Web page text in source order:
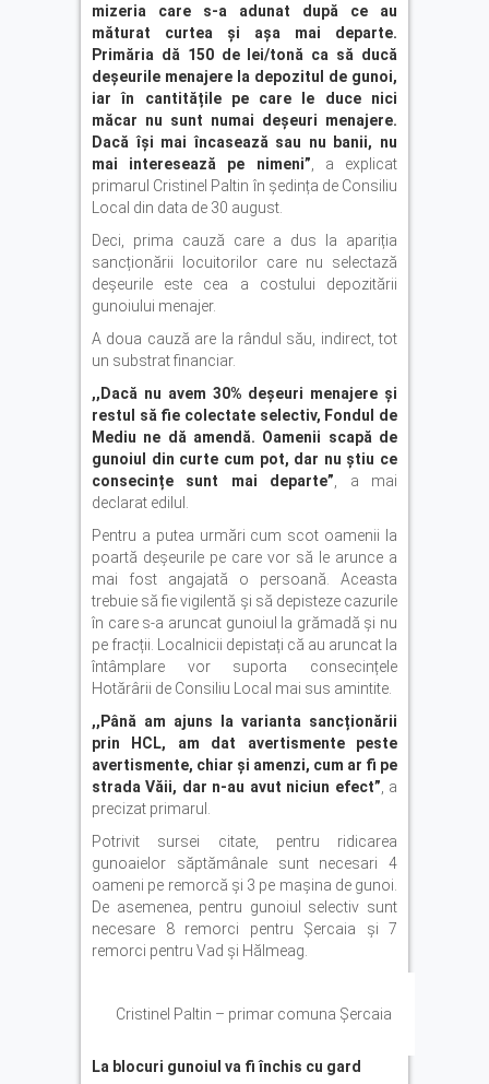
mizeria care s-a adunat după ce au
măturat curtea și așa mai departe.
Primăria dă 150 de lei/tonă ca să ducă
deșeurile menajere la depozitul de gunoi,
iar în cantitățile pe care le duce nici
măcar nu sunt numai deșeuri menajere.
Dacă își mai încasează sau nu banii, nu
mai interesează pe nimeni”, a explicat
primarul Cristinel Paltin în ședința de Consiliu
Local din data de 30 august.
Deci, prima cauză care a dus la apariția
sancționării locuitorilor care nu selectază
deșeurile este cea a costului depozitării
gunoiului menajer.
A doua cauză are la rândul său, indirect, tot
un substrat financiar.
,,Dacă nu avem 30% deșeuri menajere și
restul să fie colectate selectiv, Fondul de
Mediu ne dă amendă. Oamenii scapă de
gunoiul din curte cum pot, dar nu știu ce
consecințe sunt mai departe”, a mai
declarat edilul.
Pentru a putea urmări cum scot oamenii la
poartă deșeurile pe care vor să le arunce a
mai fost angajată o persoană. Aceasta
trebuie să fie vigilentă și să depisteze cazurile
în care s-a aruncat gunoiul la grămadă și nu
pe fracții. Localnicii depistați că au aruncat la
întâmplare vor suporta consecințele
Hotărârii de Consiliu Local mai sus amintite.
,,Până am ajuns la varianta sancționării
prin HCL, am dat avertismente peste
avertismente, chiar și amenzi, cum ar fi pe
strada Văii, dar n-au avut niciun efect”, a
precizat primarul.
Potrivit sursei citate, pentru ridicarea
gunoaielor săptămânale sunt necesari 4
oameni pe remorcă și 3 pe mașina de gunoi.
De asemenea, pentru gunoiul selectiv sunt
necesare 8 remorci pentru Șercaia și 7
remorci pentru Vad și Hălmeag.
Cristinel Paltin – primar comuna Șercaia
La blocuri gunoiul va fi închis cu gard